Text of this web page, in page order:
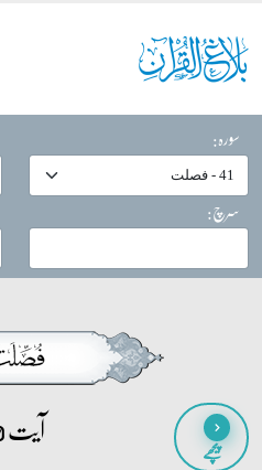
سورہ:
سرچ:
پیچھے آیت 10